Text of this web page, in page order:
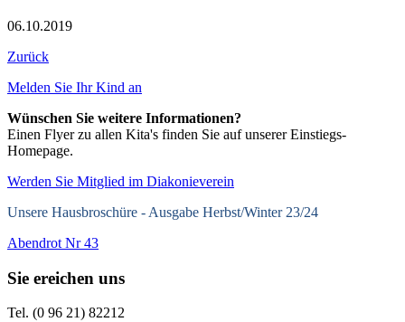
06.10.2019
Zurück
Melden Sie Ihr Kind an
Wünschen Sie weitere Informationen?
Einen Flyer zu allen Kita's finden Sie auf unserer Einstiegs-
Homepage.
Werden Sie Mitglied im Diakonieverein
Unsere Hausbroschüre - Ausgabe Herbst/Winter 23/24
Abendrot Nr 43
Sie ereichen uns
Tel. (0 96 21) 82212